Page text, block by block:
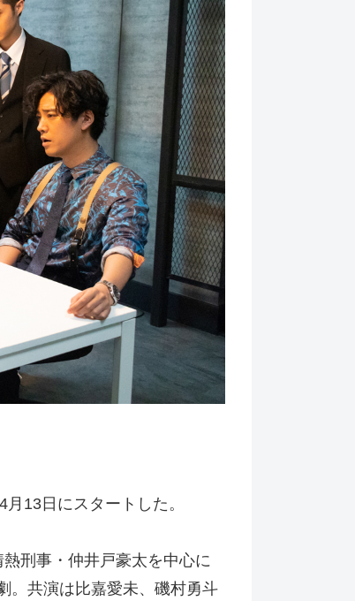
13日にスタートした。
刑事・仲井戸豪太を中心に
。共演は比嘉愛未、磯村勇斗